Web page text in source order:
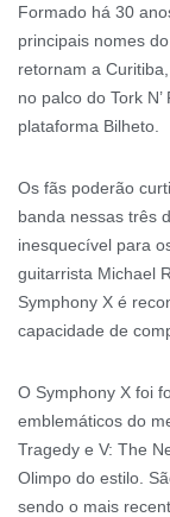
Formado há 30
principais nomes
retornam a
no palco do Tork
plataforma Bilheto.
Os fãs poderão
banda nessas três
inesquecível para
guitarrista Michael
Symphony X é
capacidade de
O Symphony X foi
emblemáticos do
Tragedy e V: The
Olimpo do estilo.
sendo o mais